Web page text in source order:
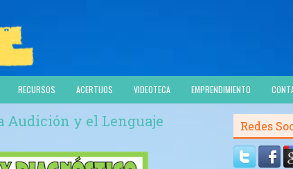
RECURSOS ACERTIJOS VIDEOTECA EMPRENDIMIENTO
Audición y el Lenguaje Redes